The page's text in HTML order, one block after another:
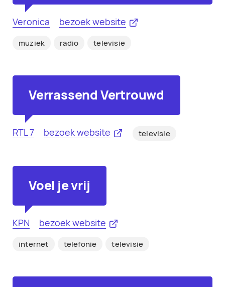
Veronica bezoek website
muziek radio televisie
Verrassend Vertrouwd
RTL 7 bezoek website televisie
Voel je vrij
KPN bezoek website
internet telefonie televisie